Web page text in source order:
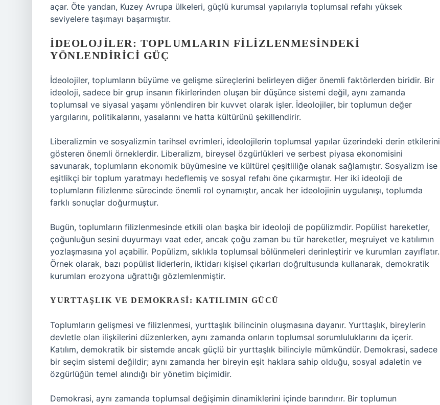
açar. Öte yandan, Kuzey Avrupa ülkeleri, güçlü kurumsal yapılarıyla toplumsal refahı yüksek
seviyelere taşımayı başarmıştır.
İDEOLOJILER: TOPLUMLARIN FILIZLENMESINDEKI
YÖNLENDIRICI GÜÇ
İdeolojiler, toplumların büyüme ve gelişme süreçlerini belirleyen diğer önemli faktörlerden biridir. Bir
ideoloji, sadece bir grup insanın fikirlerinden oluşan bir düşünce sistemi değil, aynı zamanda
toplumsal ve siyasal yaşamı yönlendiren bir kuvvet olarak işler. İdeolojiler, bir toplumun değer
yargılarını, politikalarını, yasalarını ve hatta kültürünü şekillendirir.
Liberalizmin ve sosyalizmin tarihsel evrimleri, ideolojilerin toplumsal yapılar üzerindeki derin etkilerini
gösteren önemli örneklerdir. Liberalizm, bireysel özgürlükleri ve serbest piyasa ekonomisini
savunarak, toplumların ekonomik büyümesine ve kültürel çeşitliliğe olanak sağlamıştır. Sosyalizm ise
eşitlikçi bir toplum yaratmayı hedeflemiş ve sosyal refahı öne çıkarmıştır. Her iki ideoloji de
toplumların filizlenme sürecinde önemli rol oynamıştır, ancak her ideolojinin uygulanışı, toplumda
farklı sonuçlar doğurmuştur.
Bugün, toplumların filizlenmesinde etkili olan başka bir ideoloji de popülizmdir. Popülist hareketler,
çoğunluğun sesini duyurmayı vaat eder, ancak çoğu zaman bu tür hareketler, meşruiyet ve katılımın
yozlaşmasına yol açabilir. Popülizm, sıklıkla toplumsal bölünmeleri derinleştirir ve kurumları zayıflatır.
Örnek olarak, bazı popülist liderlerin, iktidarı kişisel çıkarları doğrultusunda kullanarak, demokratik
kurumları erozyona uğrattığı gözlemlenmiştir.
YURTTAŞLIK VE DEMOKRASI: KATILIMIN GÜCÜ
Toplumların gelişmesi ve filizlenmesi, yurttaşlık bilincinin oluşmasına dayanır. Yurttaşlık, bireylerin
devletle olan ilişkilerini düzenlerken, aynı zamanda onların toplumsal sorumluluklarını da içerir.
Katılım, demokratik bir sistemde ancak güçlü bir yurttaşlık bilinciyle mümkündür. Demokrasi, sadece
bir seçim sistemi değildir; aynı zamanda her bireyin eşit haklara sahip olduğu, sosyal adaletin ve
özgürlüğün temel alındığı bir yönetim biçimidir.
Demokrasi, aynı zamanda toplumsal değişimin dinamiklerini içinde barındırır. Bir toplumun